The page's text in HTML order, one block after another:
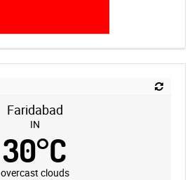
Faridabad
IN
30°C
overcast clouds